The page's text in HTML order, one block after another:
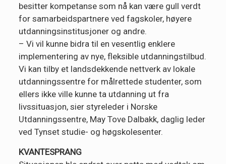
besitter kompetanse som nå kan være gull verdt
for samarbeidspartnere ved fagskoler, høyere
utdanningsinstitusjoner og andre.
– Vi vil kunne bidra til en vesentlig enklere
implementering av nye, fleksible utdanningstilbud.
Vi kan tilby et landsdekkende nettverk av lokale
utdanningssentre for målrettede studenter, som
ellers ikke ville kunne ta utdanning ut fra
livssituasjon, sier styreleder i Norske
Utdanningssentre, May Tove Dalbakk, daglig leder
ved Tynset studie- og høgskolesenter.
KVANTESPRANG